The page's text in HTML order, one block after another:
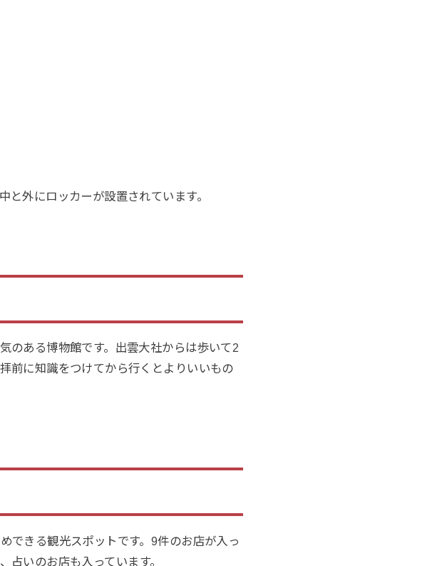
外にロッカーが設置されています。
のある博物館です。出雲大社からは歩いて2
前に知識をつけてから行くとよりいいもの
できる観光スポットです。 9件のお店が入っ
占いのお店も入っています。